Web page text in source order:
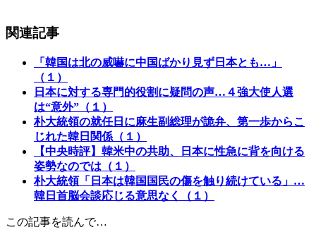
関連記事
「韓国は北の威嚇に中国ばかり見ず日本とも…」
（１）
日本に対する専門的役割に疑問の声…４強大使人選
は“意外”（１）
朴大統領の就任日に麻生副総理が詭弁、第一歩からこ
じれた韓日関係（１）
【中央時評】韓米中の共助、日本に性急に背を向ける
姿勢なのでは（１）
朴大統領「日本は韓国国民の傷を触り続けている」…
韓日首脳会談応じる意思なく（１）
この記事を読んで…